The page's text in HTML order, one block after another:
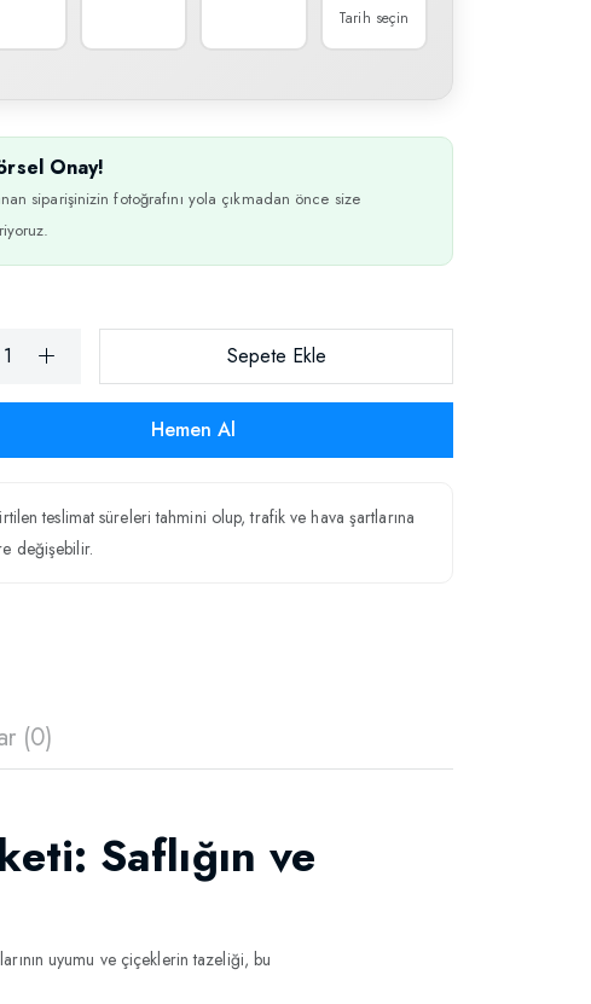
Tarih seçin
Onay!
siparişinizin fotoğrafını yola çıkmadan önce size
Sepete Ekle
Hemen Al
teslimat süreleri tahmini olup, trafik ve hava şartlarına
değişebilir.
(0)
Saflığın ve
uyumu ve çiçeklerin tazeliği, bu